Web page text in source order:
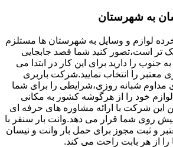
به شهرستان
لوازم و وسایل به شهرستان ها مستلزم
تر است،تصور کنید شما قصد جابجایی
جنوب را دارید برای این کار در ابتدا می
را انتخاب نمایید.شرکت باربری
مداوم شبانه روزی،شرایطی را برای شما
لوازم خود را از هرگوشه کشور به مکانی
این شرکت با ارائه مشاوره های حرفه ای
روی شما قرار می دهد.وانت بار سنقر با
و ثبت مجوز برای حمل بار وانت و نیسان
از هر بابت راحت می کند.